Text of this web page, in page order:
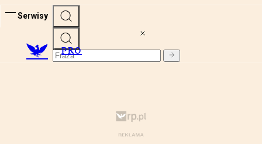
Serwisy
PRO